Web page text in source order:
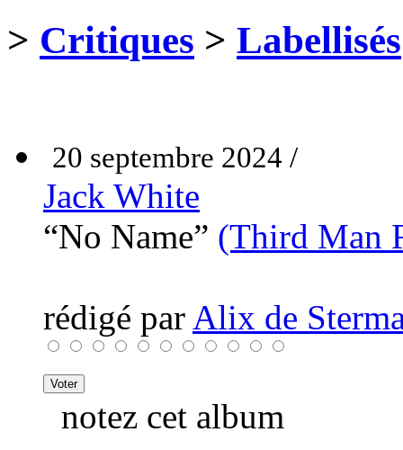
> Critiques > Labellisés
20 septembre 2024 /
Jack White
“No Name” (Third Man
rédigé par Alix de
notez cet album